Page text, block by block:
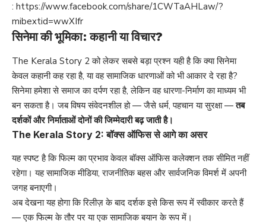
: https://www.facebook.com/share/1CWTaAHLaw/?
mibextid=wwXIfr
सिनेमा की भूमिका: कहानी या विचार?
The Kerala Story 2 को लेकर सबसे बड़ा प्रश्न यही है कि क्या सिनेमा
केवल कहानी कह रहा है, या वह सामाजिक धारणाओं को भी आकार दे रहा है?
सिनेमा हमेशा से समाज का दर्पण रहा है, लेकिन वह धारणा-निर्माण का माध्यम भी
बन सकता है। जब विषय संवेदनशील हो — जैसे धर्म, पहचान या सुरक्षा —तब
दर्शकों और निर्माताओं दोनों की जिम्मेदारी बढ़ जाती है।
The Kerala Story 2: बॉक्स ऑफिस से आगे का असर
यह स्पष्ट है कि फिल्म का प्रभाव केवल बॉक्स ऑफिस कलेक्शन तक सीमित नहीं
रहेगा। यह सामाजिक मीडिया, राजनीतिक बहस और सार्वजनिक विमर्श में अपनी
जगह बनाएगी।
अब देखना यह होगा कि रिलीज़ के बाद दर्शक इसे किस रूप में स्वीकार करते हैं
— एक फिल्म के तौर पर या एक सामाजिक बयान के रूप में।